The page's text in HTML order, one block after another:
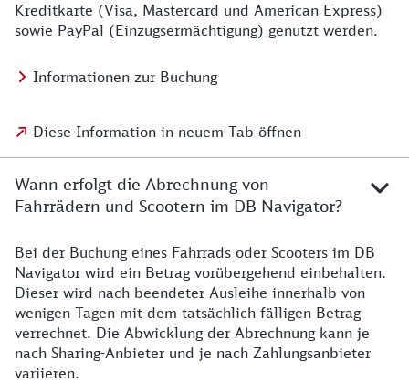
Kreditkarte (Visa, Mastercard und American Express)
sowie PayPal (Einzugsermächtigung) genutzt werden.
Informationen zur Buchung
Diese Information in neuem Tab öffnen
Wann erfolgt die Abrechnung von
Fahrrädern und Scootern im DB Navigator?
Bei der Buchung eines Fahrrads oder Scooters im DB
Navigator wird ein Betrag vorübergehend einbehalten.
Dieser wird nach beendeter Ausleihe innerhalb von
wenigen Tagen mit dem tatsächlich fälligen Betrag
verrechnet. Die Abwicklung der Abrechnung kann je
nach Sharing-Anbieter und je nach Zahlungsanbieter
variieren.